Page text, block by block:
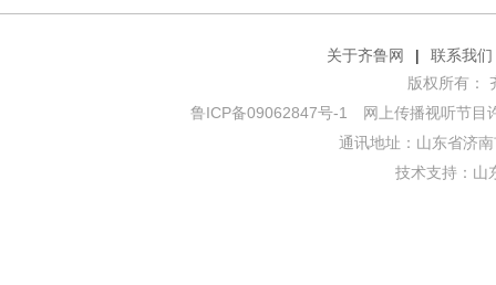
关于齐鲁网 |
联系我们
版权所有：
鲁ICP备09062847号-1
网上传播视听节目
通讯地址：山东省济
技术支持： 山